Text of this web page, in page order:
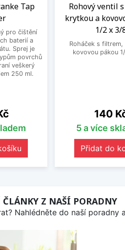
Tap
pro čištění
baterií a
Sprej je
povrchů
veškerý
250 ml.
Rohový ventil
krytkou a
1/2 x 3/
Roháček s
kovovou pákou
Cena
140
5 a více
Přidat do
ČLÁNKY Z NAŠÍ PORADNY
Nahlédněte do naší poradny